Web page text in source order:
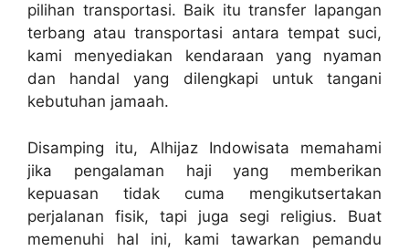
pilihan transportasi. Baik itu transfer lapangan
terbang atau transportasi antara tempat suci,
kami menyediakan kendaraan yang nyaman
dan handal yang dilengkapi untuk tangani
kebutuhan jamaah.
Disamping itu, Alhijaz Indowisata memahami
jika pengalaman haji yang memberikan
kepuasan tidak cuma mengikutsertakan
perjalanan fisik, tapi juga segi religius. Buat
memenuhi hal ini, kami tawarkan pemandu